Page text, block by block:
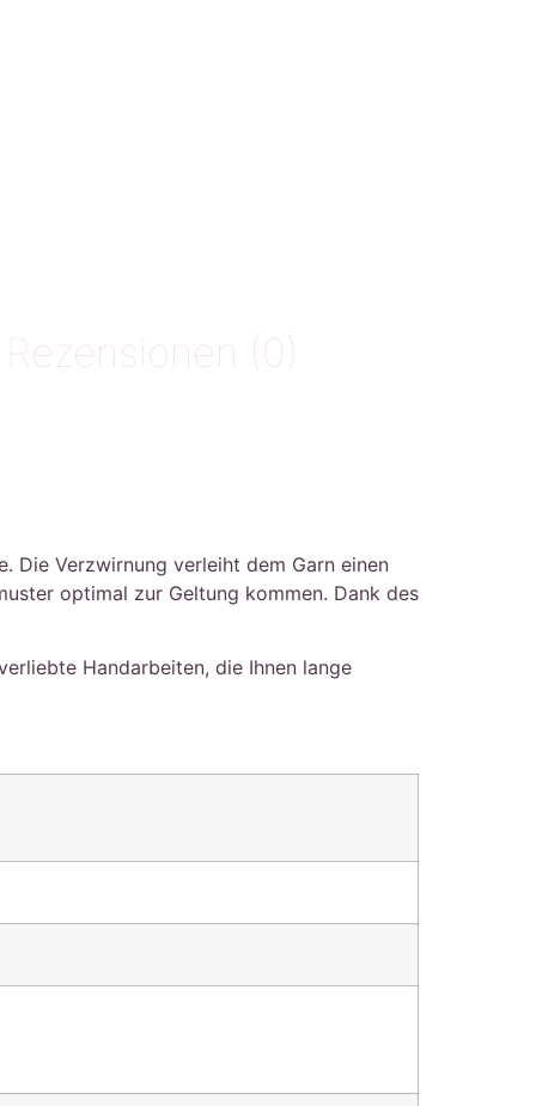
Rezensionen (0)
Die Verzwirnung verleiht dem Garn einen
optimal zur Geltung kommen. Dank des
Handarbeiten, die Ihnen lange